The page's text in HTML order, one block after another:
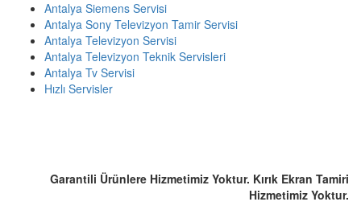
Antalya Siemens Servisi
Antalya Sony Televizyon Tamir Servisi
Antalya Televizyon Servisi
Antalya Televizyon Teknik Servisleri
Antalya Tv Servisi
Hızlı Servisler
Garantili Ürünlere Hizmetimiz Yoktur. Kırık Ekran Tamiri
Hizmetimiz Yoktur.